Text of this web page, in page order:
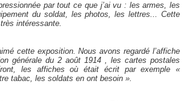
par tout ce que j’ai vu : les armes, les
du soldat, les photos, les lettres... Cette
intéressante.
cette exposition. Nous avons regardé l’affiche
générale du 2 août 1914 , les cartes postales
les affiches où était écrit par exemple «
tabac, les soldats en ont besoin ».